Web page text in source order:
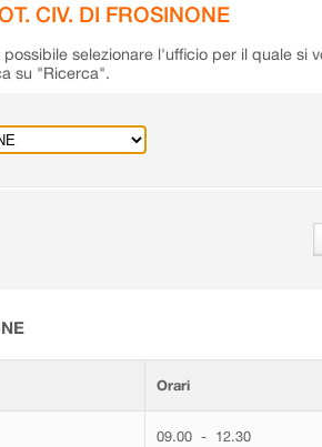
CIV. DI FROSINONE
selezionare l'ufficio per il quale si
su "Ricerca".
Orari
09.00 - 12.30